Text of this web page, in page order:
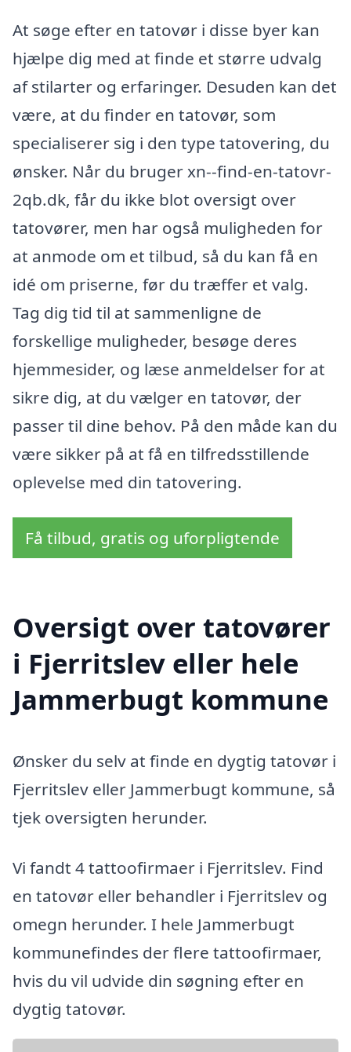
At søge efter en tatovør i disse byer kan
hjælpe dig med at finde et større udvalg
af stilarter og erfaringer. Desuden kan det
være, at du finder en tatovør, som
specialiserer sig i den type tatovering, du
ønsker. Når du bruger xn--find-en-tatovr-
2qb.dk, får du ikke blot oversigt over
tatovører, men har også muligheden for
at anmode om et tilbud, så du kan få en
idé om priserne, før du træffer et valg.
Tag dig tid til at sammenligne de
forskellige muligheder, besøge deres
hjemmesider, og læse anmeldelser for at
sikre dig, at du vælger en tatovør, der
passer til dine behov. På den måde kan du
være sikker på at få en tilfredsstillende
oplevelse med din tatovering.
Få tilbud, gratis og uforpligtende
Oversigt over tatovører
i Fjerritslev eller hele
Jammerbugt kommune
Ønsker du selv at finde en dygtig tatovør i
Fjerritslev eller Jammerbugt kommune, så
tjek oversigten herunder.
Vi fandt 4 tattoofirmaer i Fjerritslev. Find
en tatovør eller behandler i Fjerritslev og
omegn herunder. I hele Jammerbugt
kommunefindes der flere tattoofirmaer,
hvis du vil udvide din søgning efter en
dygtig tatovør.